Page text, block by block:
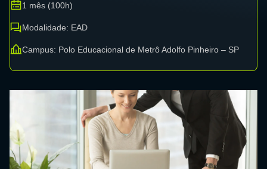
1 mês (100h)
Modalidade: EAD
Campus: Polo Educacional de Metrô Adolfo Pinheiro – SP